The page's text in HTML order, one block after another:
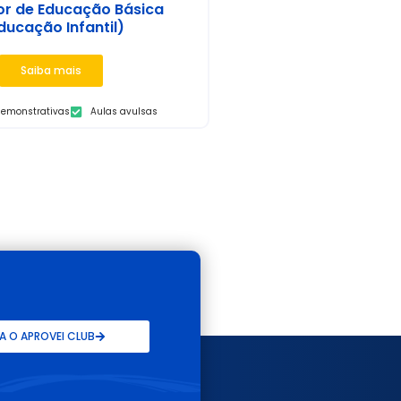
de Educação Básica
Infantil)
Saiba mais
Aulas avulsas
O APROVEI CLUB